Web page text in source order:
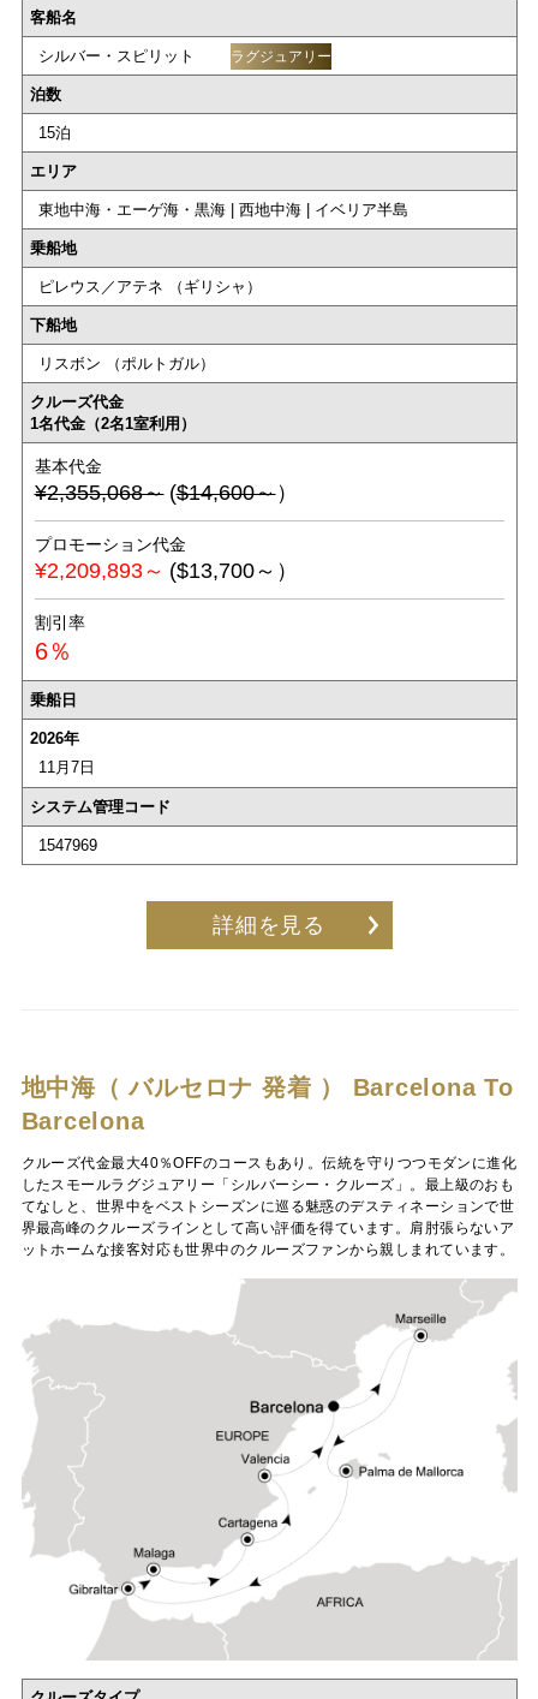
客船名
シルバー・スピリット ラグジュアリー
泊数
15泊
エリア
東地中海・エーゲ海・黒海 | 西地中海 | イベリア半島
乗船地
ピレウス／アテネ （ギリシャ）
下船地
リスボン （ポルトガル）
クルーズ代金
1名代金（2名1室利用）
基本代金
¥2,355,068～ ($14,600～）
プロモーション代金
¥2,209,893～ ($13,700～）
割引率
6％
乗船日
2026年
11月7日
システム管理コード
1547969
詳細を見る
地中海（ バルセロナ 発着 ） Barcelona To
Barcelona
クルーズ代金最大40％OFFのコースもあり。伝統を守りつつモダンに進化
したスモールラグジュアリー「シルバーシー・クルーズ」。最上級のおも
てなしと、世界中をベストシーズンに巡る魅惑のデスティネーションで世
界最高峰のクルーズラインとして高い評価を得ています。肩肘張らないア
ットホームな接客対応も世界中のクルーズファンから親しまれています。